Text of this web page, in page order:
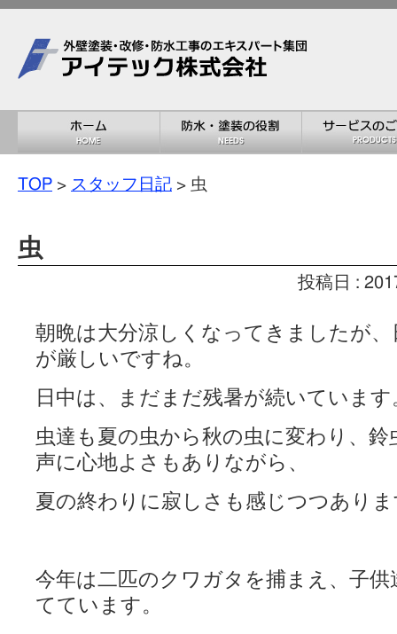
TOP > スタッフ日記 > 虫
虫
投稿日 :
朝晩は大分涼しくなってきましたが
が厳しいですね。
日中は、まだまだ残暑が続いています
虫達も夏の虫から秋の虫に変わり、
声に心地よさもありながら、
夏の終わりに寂しさも感じつつあり
今年は二匹のクワガタを捕まえ、子
てています。